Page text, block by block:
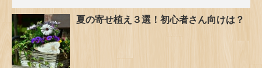
夏の寄せ植え３選！初心者さん向けは？